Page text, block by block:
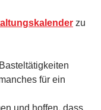
zu
für ein